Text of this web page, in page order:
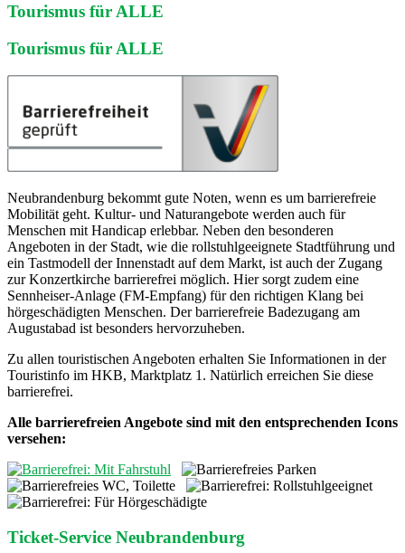
Tourismus für ALLE
Tourismus für ALLE
Neubrandenburg bekommt gute Noten, wenn es um barrierefreie
Mobilität geht. Kultur- und Naturangebote werden auch für
Menschen mit Handicap erlebbar. Neben den besonderen
Angeboten in der Stadt, wie die rollstuhlgeeignete Stadtführung und
ein Tastmodell der Innenstadt auf dem Markt, ist auch der Zugang
zur Konzertkirche barrierefrei möglich. Hier sorgt zudem eine
Sennheiser-Anlage (FM-Empfang) für den richtigen Klang bei
hörgeschädigten Menschen. Der barrierefreie Badezugang am
Augustabad ist besonders hervorzuheben.
Zu allen touristischen Angeboten erhalten Sie Informationen in der
Touristinfo im HKB, Marktplatz 1. Natürlich erreichen Sie diese
barrierefrei.
Alle barrierefreien Angebote sind mit den entsprechenden Icons
versehen:
Ticket-Service Neubrandenburg